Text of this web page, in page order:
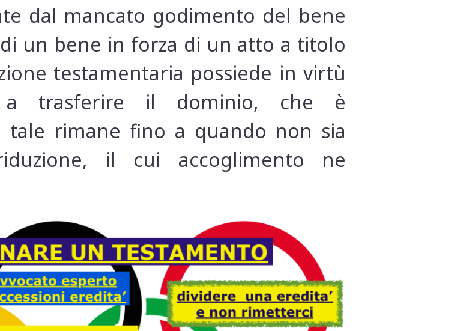
dal mancato godimento del bene
un bene in forza di un atto a titolo
testamentaria possiede in virtù
trasferire il dominio, che è
tale rimane fino a quando non sia
il cui accoglimento ne